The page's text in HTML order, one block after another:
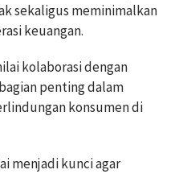
sekaligus meminimalkan
keuangan.
kolaborasi dengan
penting dalam
konsumen di
menjadi kunci agar